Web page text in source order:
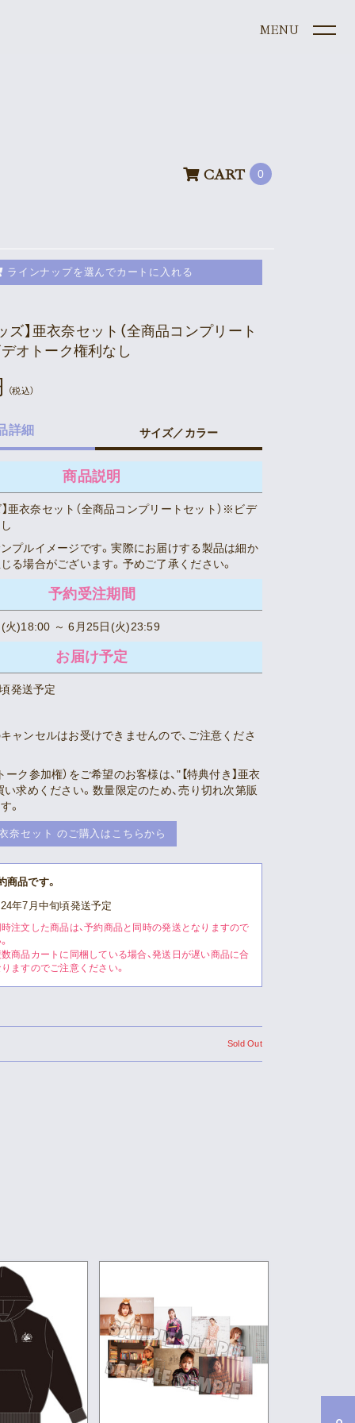
CART 0
ラインナップを選んでカートに入れる
ズ】亜衣奈セット（全商品コンプリート
オトーク権利なし
（税込）
詳細 サイズ／カラー
商品説明
】亜衣奈セット（全商品コンプリートセット）※ビデ
プルイメージです。実際にお届けする製品は細か
る場合がございます。予めご了承ください。
予約受注期間
火)18:00 ～ 6月25日(火)23:59
お届け予定
発送予定
ャンセルはお受けできませんので、ご注意くださ
ク参加権）をご希望のお客様は、"【特典付き】亜衣
求めください。数量限定のため、売り切れ次第販
。
衣奈セット のご購入はこちらから
商品です。
年7月中旬頃発送予定
注文した商品は、予約商品と同時の発送となりますので
商品カートに同梱している場合、発送日が遅い商品に合
ますのでご注意ください。
Sold Out